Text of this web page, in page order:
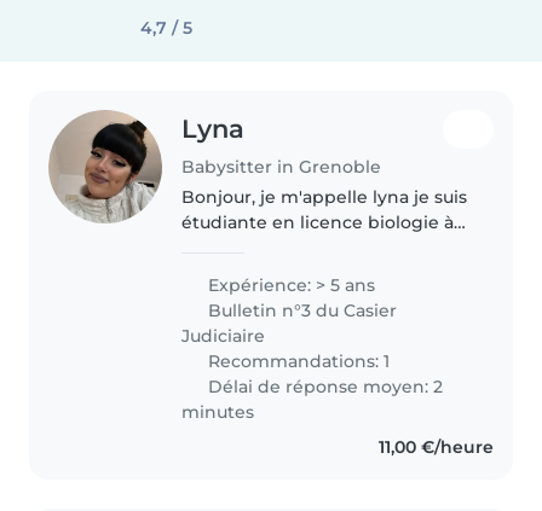
4,7 / 5
Lyna
Babysitter in Grenoble
Bonjour, je m'appelle lyna je suis
étudiante en licence biologie à
m'occuper de plusieurs enfants
notamment en allant les
récupérer à l'école, en les..
Expérience: > 5 ans
Bulletin n°3 du Casier
Judiciaire
Recommandations: 1
Délai de réponse moyen: 2
minutes
11,00 €/heure